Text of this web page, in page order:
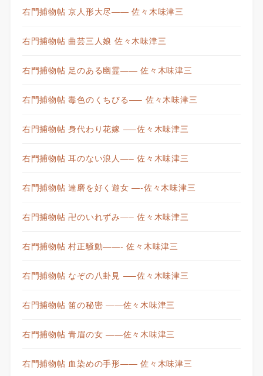
右門捕物帖 京人形大尽—— 佐々木味津三
右門捕物帖 曲芸三人娘 佐々木味津三
右門捕物帖 足のある幽霊—— 佐々木味津三
右門捕物帖 毒色のくちびる—– 佐々木味津三
右門捕物帖 身代わり花嫁 —–佐々木味津三
右門捕物帖 耳のない浪人—– 佐々木味津三
右門捕物帖 達磨を好く遊女 —-佐々木味津三
右門捕物帖 卍のいれずみ—– 佐々木味津三
右門捕物帖 村正騒動——- 佐々木味津三
右門捕物帖 なぞの八卦見 —–佐々木味津三
右門捕物帖 笛の秘密 ——佐々木味津三
右門捕物帖 青眉の女 ——佐々木味津三
右門捕物帖 血染めの手形—— 佐々木味津三